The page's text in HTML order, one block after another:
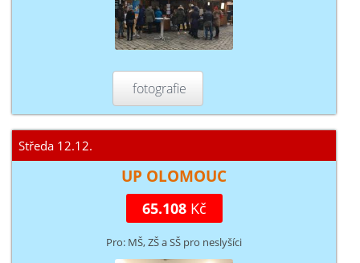
fotografie
Středa 12.12.
UP OLOMOUC
65.108Kč
Pro: MŠ, ZŠ a SŠ pro neslyšíci